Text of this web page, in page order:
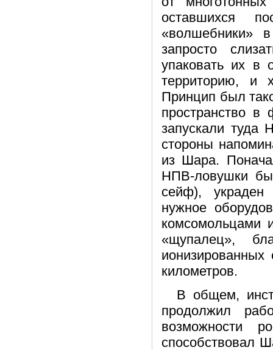
оставшихся
«волшебники»
запросто
упаковать их в
территорию, и
Принцип был
пространство
запускали
стороны
из Шара.
НПВ-ловушки
сейф), украден
нужное
комсомольцами
«щупалец»,
километров.
В общем,
продолжил
возможности
способствовал